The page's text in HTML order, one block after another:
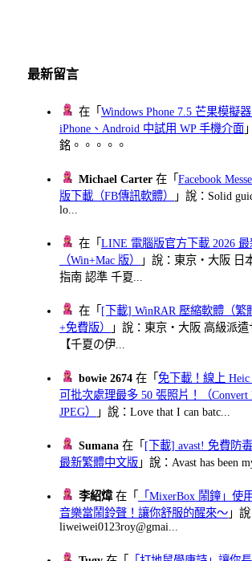
最新留言
在「Windows Phone 7.5 芒果模擬
iPhone、Android 中試用 WP 手機介面
銘。。。。。
Michael Carter 在「Facebook
版下載（FB傳訊軟體）
」說：Solid
lo...
在「LINE 電腦版官方下載 2026
（Win+Mac 版）
」說：東京・大阪 日
指南 認準 千夏...
在「 [下載] WinRAR 壓縮軟體（繁
+免費版）
」說：東京・大阪 高級派遣
【千夏の伊...
bowie 2674 在「免下載！線上 Heic
可批次處理最多 50 張照片！（Convert
JPEG）
」說：Love that I can batc...
Sumana 在「 [下載] avast! 免費防
最新繁體中文版 」說：Avast has been
李紹煒在「
「MixerBox 鬧鐘」使
音樂當鬧鈴聲！讓你舒服的醒來～ 」說
liweiwei0123roy@gmai...